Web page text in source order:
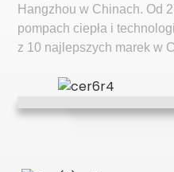
Hangzhou w Chinach. Od
pompach ciepła i
z 10 najlepszych marek w